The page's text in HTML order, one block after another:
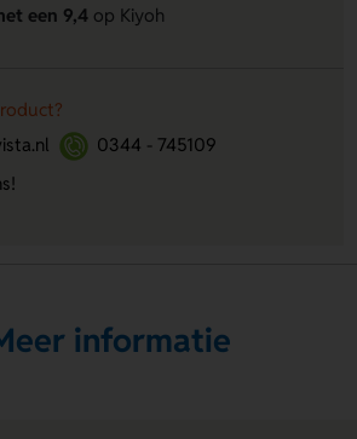
een 9,4op Kiyoh
0344 - 745109
informatie